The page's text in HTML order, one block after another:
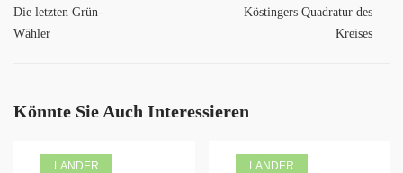
Die letzten Grün-
Wähler
Köstingers Quadratur des
Kreises
Könnte Sie Auch Interessieren
LÄNDER
LÄNDER